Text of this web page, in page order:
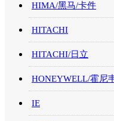
HIMA/黑马/卡件
HITACHI
HITACHI/日立
HONEYWELL/霍尼
IE